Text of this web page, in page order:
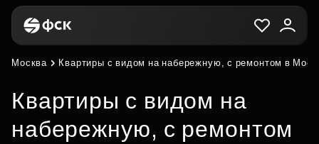
Москва Квартиры с видом на набережную, с ремонтом в
Квартиры с видом на
набережную, с ремонтом